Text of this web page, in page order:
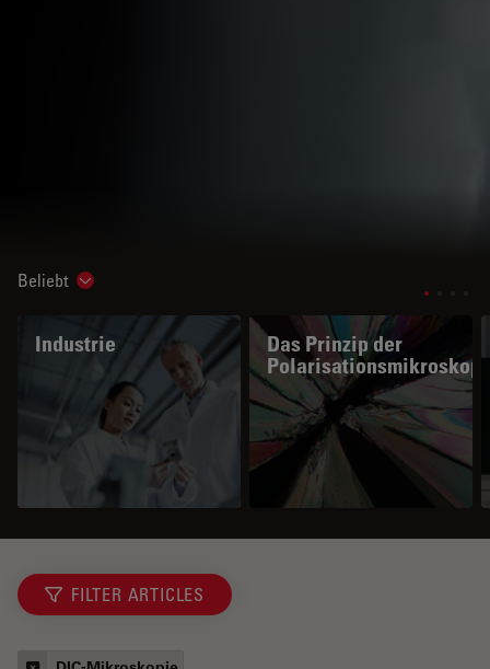
Beliebt Show subnavigation
Industrie
Das Prinzip der
FILTER ARTICLES